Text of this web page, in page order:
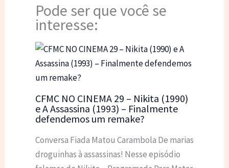
Pode ser que você se
interesse:
CFMC NO CINEMA 29 – Nikita (1990)
e A Assassina (1993) – Finalmente
defendemos um remake?
Conversa Fiada Matou Carambola De marias
droguinhas à assassinas! Nesse episódio